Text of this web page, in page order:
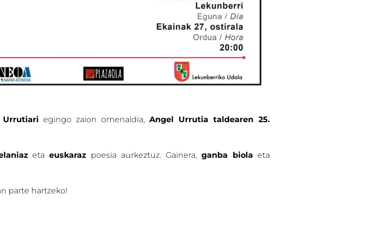
Urrutiari egingo zaion omenaldia,Angel Urrutia taldearen 25.
etaeuskaraz poesia aurkeztuz. Gainera,ganba biola eta
parte hartzeko!